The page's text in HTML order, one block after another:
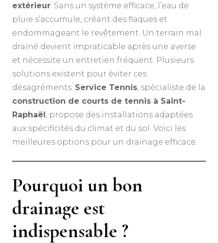
extérieur . Sans un système efficace, l’eau de
pluie s’accumule, créant des flaques et
endommageant le revêtement. Un terrain mal
drainé devient impraticable après une averse
et nécessite un entretien fréquent. Plusieurs
solutions existent pour éviter ces
désagréments. Service Tennis , spécialiste de la
construction de courts de tennis à Saint-
Raphaël , propose des installations adaptées
aux spécificités du climat et du sol. Voici les
meilleures options pour un drainage efficace.
Pourquoi un bon
drainage est
indispensable ?